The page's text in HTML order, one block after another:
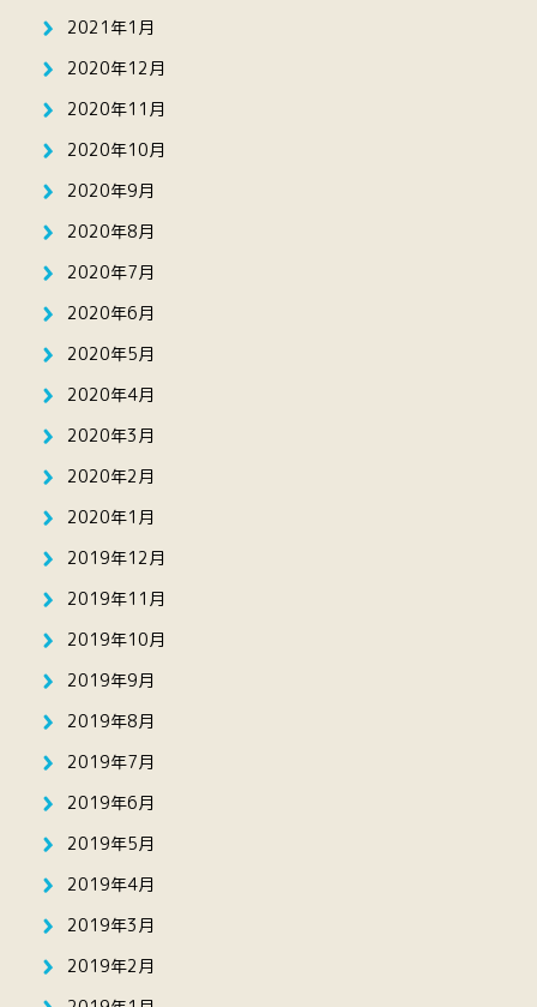
2021年1月
2020年12月
2020年11月
2020年10月
2020年9月
2020年8月
2020年7月
2020年6月
2020年5月
2020年4月
2020年3月
2020年2月
2020年1月
2019年12月
2019年11月
2019年10月
2019年9月
2019年8月
2019年7月
2019年6月
2019年5月
2019年4月
2019年3月
2019年2月